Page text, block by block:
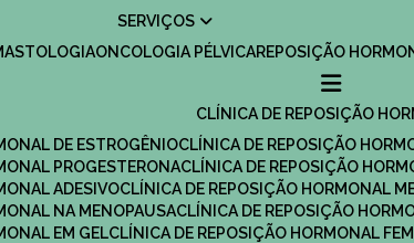
SERVIÇOS
MASTOLOGIA ONCOLOGIA PÉLVICA REPOSIÇÃO
CLÍNICA DE REPOSIÇÃO
DE ESTROGÊNIO
CLÍNICA DE REPOSIÇÃO
PROGESTERONA
CLÍNICA DE REPOSIÇÃO
ADESIVO
CLÍNICA DE REPOSIÇÃO HORMONAL
NA MENOPAUSA
CLÍNICA DE REPOSIÇÃO
EM GEL
CLÍNICA DE REPOSIÇÃO HORMONAL